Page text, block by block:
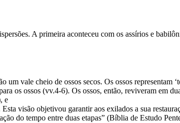
A primeira aconteceu com os assírios e
vale cheio de ossos secos. Os ossos representam
os ossos (vv.4-6). Os ossos, então, reviveram em
e
visão objetivou garantir aos exilados a sua
do tempo entre duas etapas” (Bíblia de Estudo